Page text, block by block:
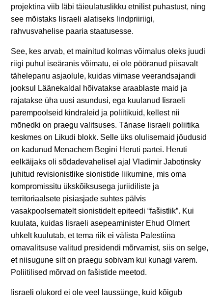
projektina viib läbi täieulatuslikku etnilist puhastust, ning
see mõistaks Iisraeli alatiseks lindpriiriigi,
rahvusvahelise paaria staatusesse.
See, kes arvab, et mainitud kolmas võimalus oleks juudi
riigi puhul iseäranis võimatu, ei ole pööranud piisavalt
tähelepanu asjaolule, kuidas viimase veerandsajandi
jooksul Läänekaldal hõivatakse araablaste maid ja
rajatakse üha uusi asundusi, ega kuulanud Iisraeli
parempoolseid kindraleid ja poliitikuid, kellest nii
mõnedki on praegu valitsuses. Tänase Iisraeli poliitika
keskmes on Likudi blokk. Selle üks olulisemaid jõudusid
on kadunud Menachem Begini Heruti partei. Heruti
eelkäijaks oli sõdadevahelisel ajal Vladimir Jabotinsky
juhitud revisionistlike sionistide liikumine, mis oma
kompromissitu ükskõiksusega juriidiliste ja
territoriaalsete pisiasjade suhtes pälvis
vasakpoolsematelt sionistidelt epiteedi “fašistlik”. Kui
kuulata, kuidas Iisraeli asepeaminister Ehud Olmert
uhkelt kuulutab, et tema riik ei välista Palestiina
omavalitsuse valitud presidendi mõrvamist, siis on selge,
et niisugune silt on praegu sobivam kui kunagi varem.
Poliitilised mõrvad on fašistide meetod.
Iisraeli olukord ei ole veel laussünge, kuid kõigub